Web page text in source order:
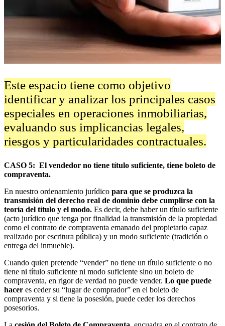
Este espacio tiene como objetivo
identificar y analizar los principales casos
especiales en operaciones inmobiliarias,
evaluando sus implicancias legales,
riesgos y particularidades contractuales.
CASO 5: El vendedor no tiene título suficiente, tiene boleto de
compraventa.
En nuestro ordenamiento jurídico para que se produzca la
transmisión del derecho real de dominio debe cumplirse con la
teoría del título y el modo. Es decir, debe haber un título suficiente
(acto jurídico que tenga por finalidad la transmisión de la propiedad
como el contrato de compraventa emanado del propietario capaz
realizado por escritura pública) y un modo suficiente (tradición o
entrega del inmueble).
Cuando quien pretende “vender” no tiene un título suficiente o no
tiene ni título suficiente ni modo suficiente sino un boleto de
compraventa, en rigor de verdad no puede vender. Lo que puede
hacer es ceder su “lugar de comprador” en el boleto de
compraventa y si tiene la posesión, puede ceder los derechos
posesorios.